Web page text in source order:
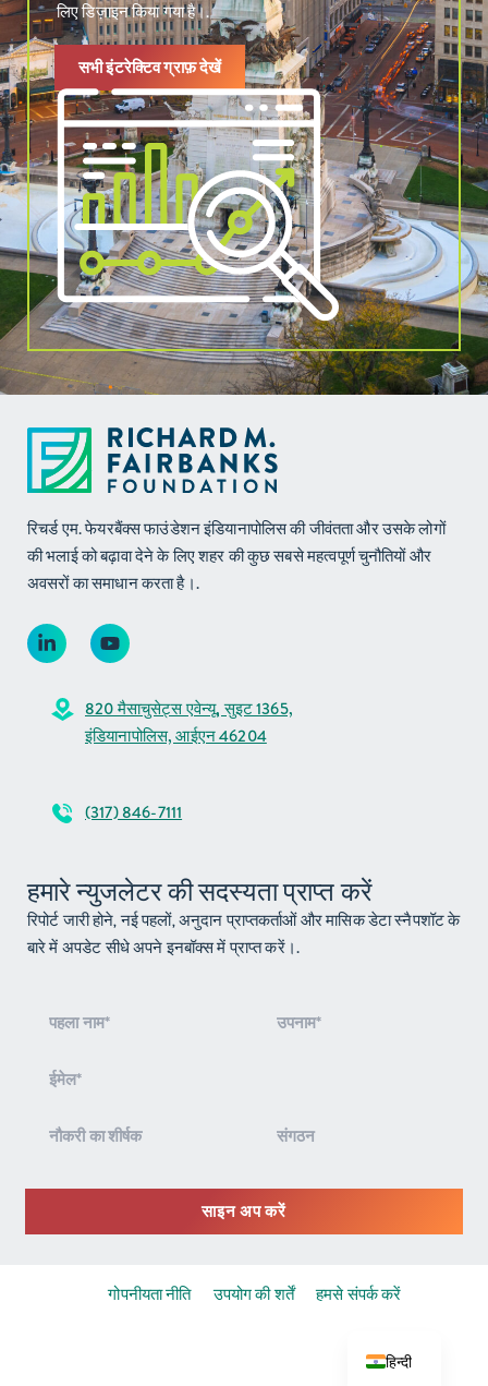
लिए डिज़ाइन किया गया है।.
सभी इंटरेक्टिव ग्राफ़ देखें
रिचर्ड एम. फेयरबैंक्स फाउंडेशन इंडियानापोलिस की जीवंतता और उसके लोगों
की भलाई को बढ़ावा देने के लिए शहर की कुछ सबसे महत्वपूर्ण चुनौतियों और
अवसरों का समाधान करता है।.
820 मैसाचुसेट्स एवेन्यू, सुइट 1365,
इंडियानापोलिस, आईएन 46204
(317) 846-7111
हमारे न्युजलेटर की सदस्यता प्राप्त करें
रिपोर्ट जारी होने, नई पहलों, अनुदान प्राप्तकर्ताओं और मासिक डेटा स्नैपशॉट के
बारे में अपडेट सीधे अपने इनबॉक्स में प्राप्त करें।.
शामिल
साइन अप करें
गोपनीयता नीति उपयोग की शर्तें हमसे संपर्क करें
हिन्दी